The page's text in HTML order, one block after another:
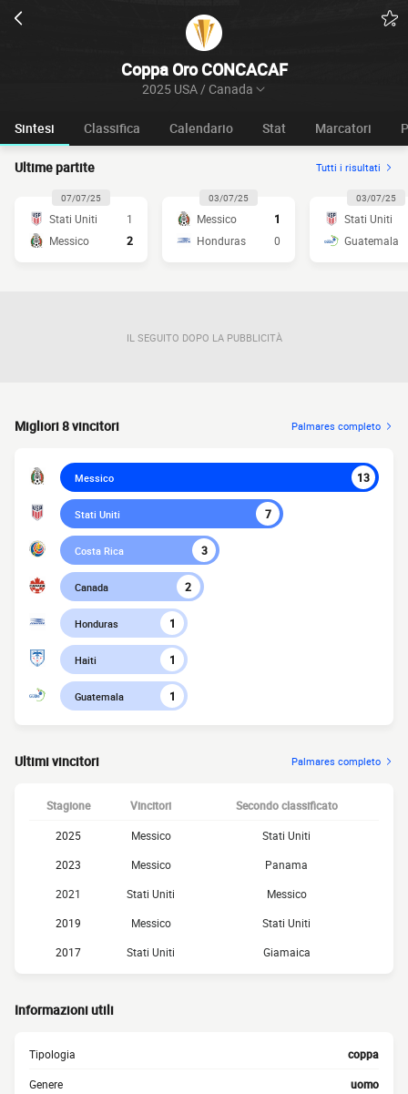
Coppa Oro CONCACAF
2025 USA / Canada
Sintesi Classifica Calendario Stat Marcatori
Ultime partite Tutti i risultati
07/07/25
Stati Uniti
1
Messico
2
03/07/25
Messico
1
Honduras
0
03/07/25
Stati Uniti
Guatemala
IL SEGUITO DOPO LA PUBBLICITÀ
Migliori 8 vincitori Palmares completo
Messico 13
Stati Uniti 7
Costa Rica 3
Canada 2
Honduras 1
Haiti 1
Guatemala 1
Ultimi vincitori Palmares completo
Stagione Vincitori Secondo classificato
2025 Messico
Stati Uniti
2023
Messico
Panama
2021
Stati Uniti
Messico
2019
Messico
Stati Uniti
2017
Stati Uniti Giamaica
Informazioni utili
Tipologia coppa
Genere uomo